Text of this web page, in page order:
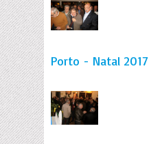
Porto - Natal 2017